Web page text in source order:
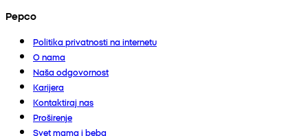
Pepco
Politika privatnosti na internetu
O nama
Naša odgovornost
Karijera
Kontaktiraj nas
Proširenje
Svet mama i beba